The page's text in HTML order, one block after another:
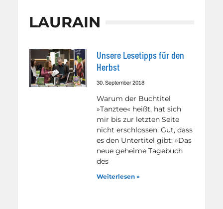
LAURAIN
Unsere Lesetipps für den
Herbst
30. September 2018
Warum der Buchtitel
»Tanztee« heißt, hat sich
mir bis zur letzten Seite
nicht erschlossen. Gut, dass
es den Untertitel gibt: »Das
neue geheime Tagebuch
des
Weiterlesen »